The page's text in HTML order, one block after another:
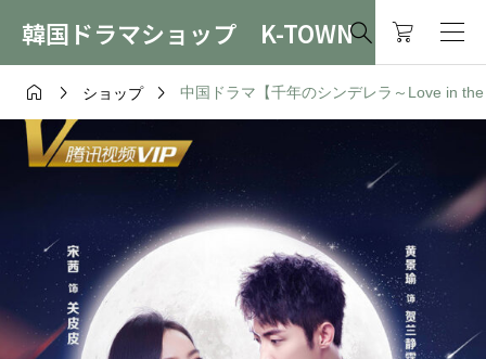
韓国ドラマショップ K-TOWN
  ショップ  中国ドラマ【千年のシンデレラ～Love in